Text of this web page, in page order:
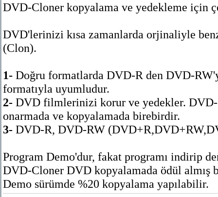
DVD-Cloner kopyalama ve yedekleme için
DVD'lerinizi kısa zamanlarda orjinaliyle
(Clon).
1- Doğru formatlarda DVD-R den DVD-
formatıyla uyumludur.
2- DVD filmlerinizi korur ve yedekler.
onarmada ve kopyalamada birebirdir.
3- DVD-R, DVD-RW
Program Demo'dur, fakat programı indirip
DVD-Cloner DVD kopyalamada ödül almış
Demo sürümde %20 kopyalama yapılabilir.